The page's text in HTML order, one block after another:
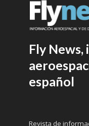
Fly
español
Revista de